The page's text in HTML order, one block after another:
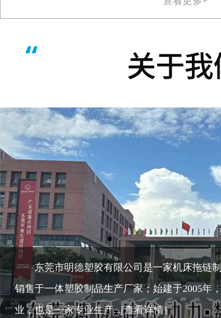
东莞市明德塑胶有限公司是一家机床拖链制
销售于一体塑胶制品生产厂家；始建于2005年
业，也是一家专业生产...[查看详情]